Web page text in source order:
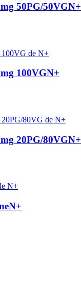
50PG/50VGN+
100VGN+
20PG/80VGN+
N+